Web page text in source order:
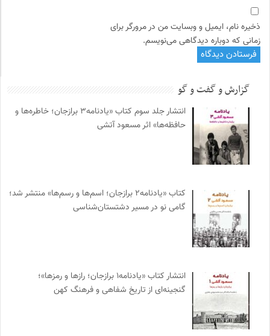
ذخیره نام، ایمیل و وبسایت من در مرورگر برای
زمانی که دوباره دیدگاهی می‌نویسم.
گزارش و گفت و گو
انتشار جلد سوم کتاب «یادنامه۳ برازجان؛ خاطره‌ها و
حافظه‌ها» اثر مسعود آتشی
کتاب «یادنامه۲ برازجان؛ اسم‌ها و رسم‌ها» منتشر شد؛
گامی نو در مسیر دشتستان‌شناسی
انتشار کتاب «یادنامه۱ برازجان؛ رازها و رمزها»؛
گنجینه‌ای از تاریخ شفاهی و فرهنگ کهن